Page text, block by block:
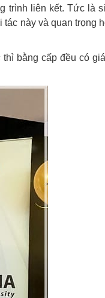
trình liên kết. Tức là
này và quan trọng
bằng cấp đều có